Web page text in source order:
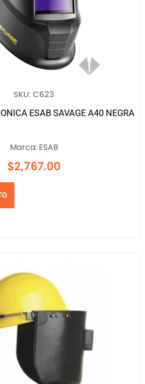
SKU: C623
ESAB SAVAGE A40 NEGRA
Marca: ESAB
$2,767.00